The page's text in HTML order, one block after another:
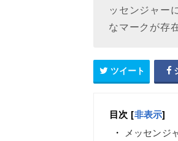
ッセンジャー
なマークが存
ツイート
目次 [非表示]
メッセンジ